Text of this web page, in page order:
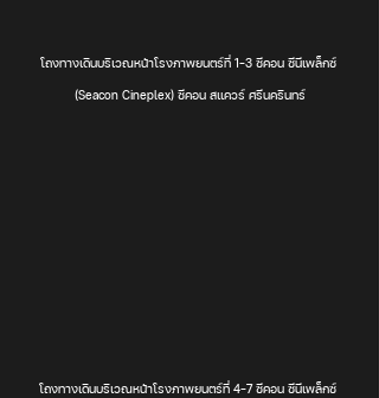
โถงทางเดินบริเวณหน้าโรงภาพยนตร์ที่ 1-3 ซีคอน ซีนีเพล็กซ์
(Seacon Cineplex) ซีคอน สแควร์ ศรีนครินทร์
โถงทางเดินบริเวณหน้าโรงภาพยนตร์ที่ 4-7 ซีคอน ซีนีเพล็กซ์